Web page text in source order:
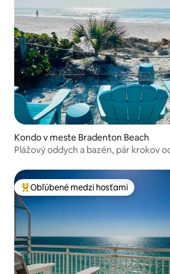
Kondo v meste Bradenton Beach
Plážový oddych a bazén, pár krokov
Najobľúbenejšie medzi hosťami
Obľúbené medzi hosťami